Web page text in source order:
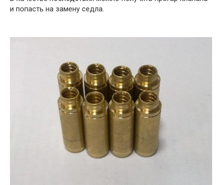
и попасть на замену седла.